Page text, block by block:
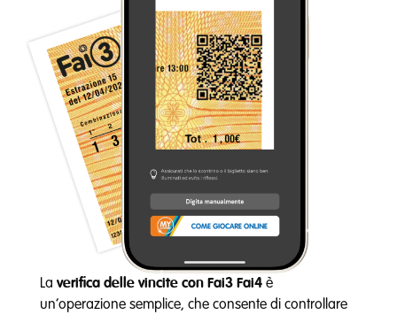
La verifica delle vincite con Fai3 Fai4è
un’operazione semplice, che consente di controllare